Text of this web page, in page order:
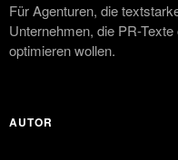
Für Agenturen, die
Unternehmen, die PR-
optimieren wollen.
AUTOR